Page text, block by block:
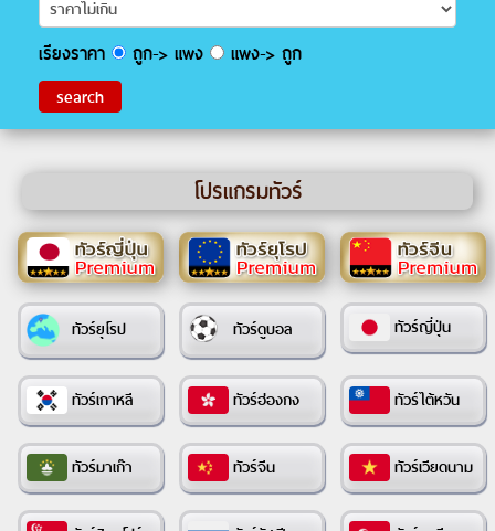
เรียงราคา ถูก-> แพง แพง-> ถูก
โปรแกรมทัวร์
ทัวร์ยุโรป ทัวร์ดูบอล ทัวร์ญี่ปุ่น
ทัวร์เกาหลี ทัวร์ฮ่องกง ทัวร์ไต้หวัน
ทัวร์มาเก๊า ทัวร์จีน ทัวร์เวียดนาม